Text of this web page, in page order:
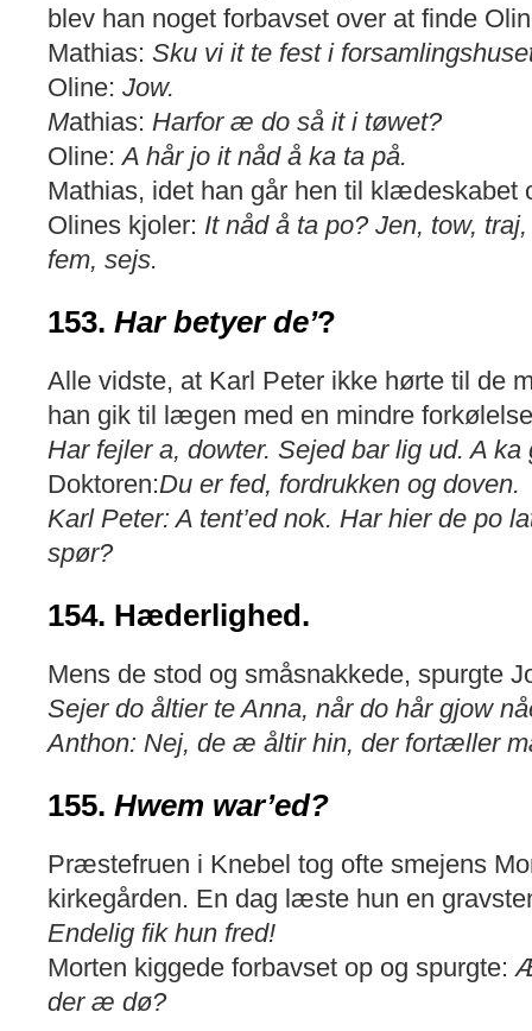
blev han noget forbavset over at finde
Mathias: Sku vi it te fest i
Oline: Jow.
Mathias: Harfor æ do så it i tøwet?
Oline:A hår jo it nåd å ka ta på.
Mathias, idet han går hen til klædeskabet
Olines kjoler: It nåd å ta po? Jen, tow,
fem, sejs.
153. Har betyer de’?
Alle vidste, at Karl Peter ikke hørte til de
han gik til lægen med en mindre
Har fejler a, dowter. Sejed bar lig ud. A ka
Doktoren:Du er fed, fordrukken og doven.
Karl Peter: A tent’ed nok. Har hier de po
spør?
154. Hæderlighed.
Mens de stod og småsnakkede, spurgte
Sejer do åltier te Anna, når do hår gjow
Anthon: Nej, de æ åltir hin, der fortæller
155. Hwem war’ed?
Præstefruen i Knebel tog ofte smejens
kirkegården. En dag læste hun en
Endelig fik hun fred!
Morten kiggede forbavset op og spurgte:
der æ dø?